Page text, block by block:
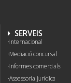
SERVEIS
Internacional
Mediació concursal
Informes comercials
Assessoria jurídica